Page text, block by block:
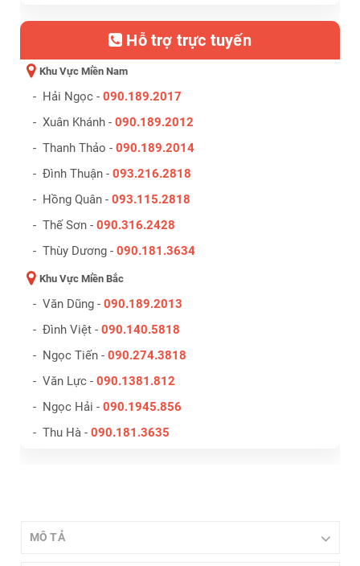
Hỗ trợ trực tuyến
Khu Vực Miền Nam
- Hải Ngọc - 090.189.2017
- Xuân Khánh - 090.189.2012
- Thanh Thảo - 090.189.2014
- Đình Thuận - 093.216.2818
- Hồng Quân - 093.115.2818
- Thế Sơn - 090.316.2428
- Thùy Dương - 090.181.3634
Khu Vực Miền Bắc
- Văn Dũng - 090.189.2013
- Đình Việt - 090.140.5818
- Ngọc Tiến - 090.274.3818
- Văn Lực - 090.1381.812
- Ngọc Hải - 090.1945.856
- Thu Hà - 090.181.3635
MÔ TẢ